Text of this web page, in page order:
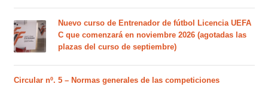
Nuevo curso de Entrenador de fútbol Licencia UEFA
C que comenzará en noviembre 2026 (agotadas las
plazas del curso de septiembre)
Circular nº. 5 – Normas generales de las competiciones